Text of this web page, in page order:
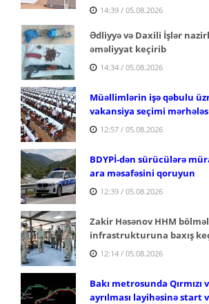
14:39 / 05.08.2026
Ədliyyə və Daxili İşlər
əməliyyat keçirib
14:34 / 05.08.2026
Müəllimlərin işə qəbulu
vakansiya seçimi
12:57 / 05.08.2026
BDYPİ-dən sürücülərə
ara məsafəsini qoruyun
12:39 / 05.08.2026
Zakir Həsənov HHM
infrastrukturuna baxış
12:14 / 05.08.2026
Bakı metrosunda Qırmızı
ayrılması layihəsinə start